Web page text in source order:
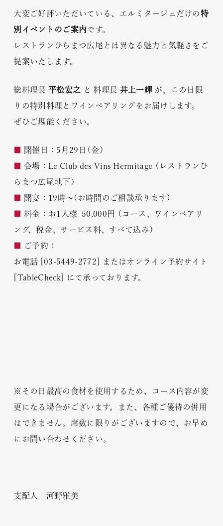
大変ご好評いただいている、エルミタージュだけの特
別イベントのご案内です。
レストランひらまつ広尾とは異なる魅力と気軽さをご
提案いたします。
総料理長平松宏之 と 料理長 井上一輝が、この日限
りの特別料理とワインペアリングをお届けします。
ぜひご堪能ください。
■ 開催日：5月29日（金）
■ 会場：Le Club des Vins Hermitage （レストランひ
らまつ広尾地下）
■ 開宴：19時～(お時間のご相談承ります)
■ 料金：お1人様 50,000円 （コース、ワインペアリ
ング、税金、サービス料、すべて込み）
■
ご予約：
お電話 [03-5449-2772] またはオンライン予約サイト
TableCheck] にて承っております。
※その日最高の食材を使用するため、コース内容が変
更になる場合がございます。また、各種ご優待の併用
はできません。席数に限りがございますので、お早め
にお問い合わせください。
支配人 河野雅美